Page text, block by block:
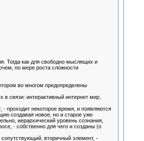
Тогда как для свободно мыслящих и
по мере роста сложности
во многом предопределены
связи: интерактивный интернет мир,
проходит некоторое время, и появляются
создавая новое, но и старое уже
иерархический уровень сознания,
- собственно для чего и созданы (о
сопутствующий, вторичный элемент, -